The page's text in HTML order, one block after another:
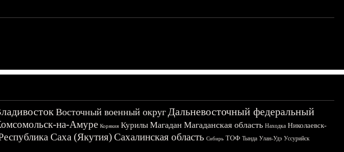
Восточный военный округДальневосточный федеральный
на-Амуре Корякия Курилы Магадан Магаданская область Находка Николаевск-
Саха (Якутия) Сахалинская область Сибирь ТОФ Тында Улан-Удэ Уссурийск